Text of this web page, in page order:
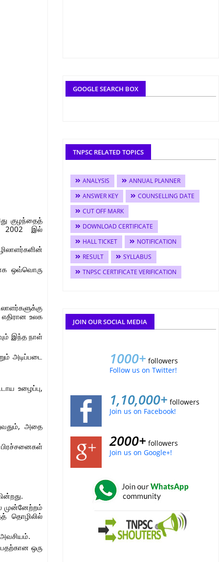
குழந்தைத்
2002 இல்
ஒவ்வொரு
உலக
இந்த நாள்
அடிப்படை
உழைப்பு,
அதை
முன்னேற்றம்
தொழிலில்
அவசியம்.
ஒரு
GOOGLE SEARCH BOX
TNPSC RELATED TOPICS
ANALYSIS
ANNUAL PLANNER
ANSWER KEY
COUNSELLING DATE
CUT OFF MARK
DOWNLOAD CERTIFICATE
HALL TICKET
NOTIFICATION
RESULT
SYLLABUS
TNPSC CERTIFICATE VERIFICATION
JOIN OUR SOCIAL MEDIA
1000+ followers
Follow us on Twitter!
1,10,000+ followers
Join us on Facebook!
2000+ followers
Join us on Google+!